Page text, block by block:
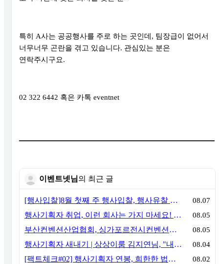
특히 A사는 공공행사를 주로 하는 곳인데 , 팀장급이 없어서
너무너무 곤란을 겪고 있습니다. 관심있는 분은
연락주시구요.
02 322 6442 혹은 카톡 eventnet
이벤트넷님의 최근 글
[행사입찰]8월 첫째 주 행사입찰, 행사유찰 결과 08.07
행사기획자 취업, 이런 회사는 가지 마세요! 신입이 꼭 알아야 할 5가지 기준[이벤트산업 팩트체크#3] 08.05
부산컨벤션산업협회, 싱가포르전시컨벤션협회(SACEOS)와 업무협약 체결… 아시아 마이스 협력 확대 08.05
행사기획자 새내기 | 상상이룸 김지연님, "내 맘대로, 내 뜻대로 행사를 만든다 08.04
[팩트체크#02] 행사기획자 연봉, 희한한 법칙~ '첨에는 비실, 3년만 지나면 튼실' 08.02